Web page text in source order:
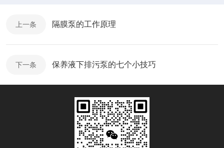
上一条 隔膜泵的工作原理
下一条 保养液下排污泵的七个小技巧